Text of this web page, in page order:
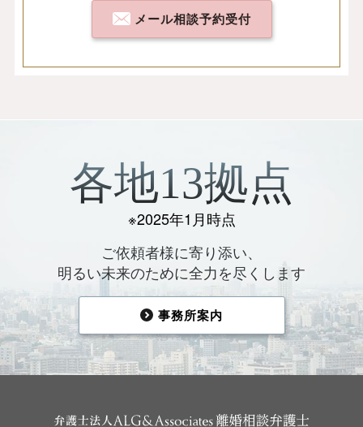
メール相談予約受付
各地13拠点
※2025年1月時点
ご依頼者様に寄り添い、
明るい未来のために全力を尽くします
事務所案内